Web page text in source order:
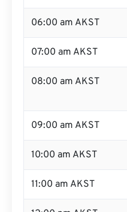
06:00 am AKST
07:00 am AKST
08:00 am AKST
09:00 am AKST
10:00 am AKST
11:00 am AKST